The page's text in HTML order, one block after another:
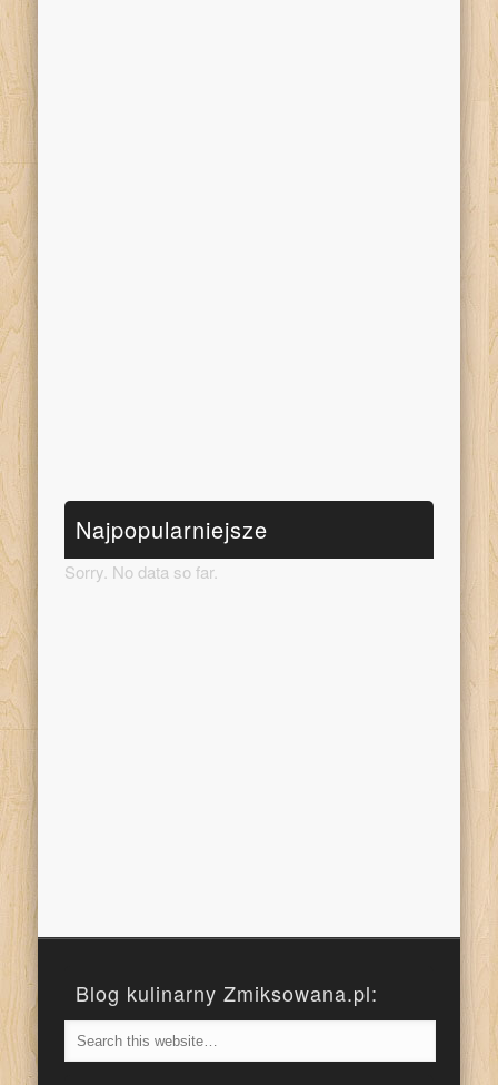
Najpopularniejsze
Sorry. No data so far.
Blog kulinarny Zmiksowana.pl: